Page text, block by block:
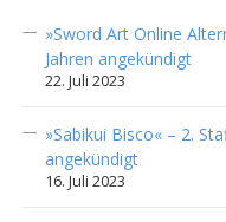
»Sword Art Online
Jahren angekündigt
22. Juli 2023
»Sabikui Bisco« – 2.
angekündigt
16. Juli 2023